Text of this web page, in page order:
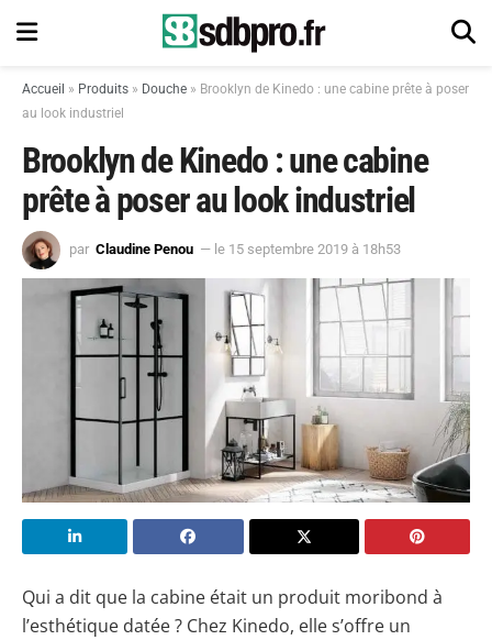
Accueil » Produits » Douche » Brooklyn de Kinedo : une cabine prête à poser
au look industriel
Brooklyn de Kinedo : une cabine
prête à poser au look industriel
par Claudine Penou — le 15 septembre 2019 à 18h53
Qui a dit que la cabine était un produit moribond à
l’esthétique datée ? Chez Kinedo, elle s’offre un